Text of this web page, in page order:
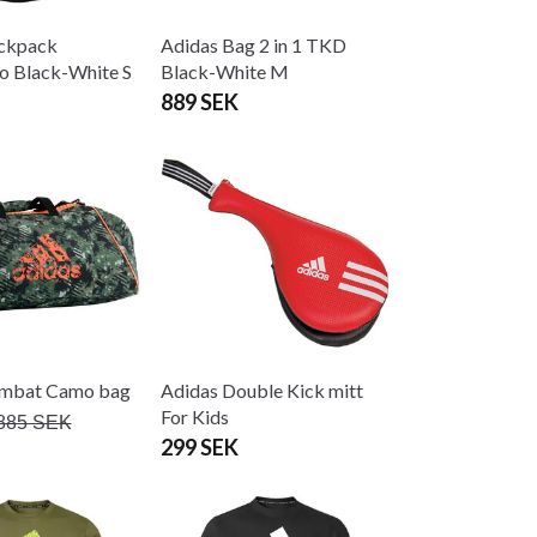
Black-White S
Adidas Bag 2 in 1 TKD
Black-White M
889 SEK
Camo bag
SEK
Adidas Double Kick mitt
For Kids
299 SEK